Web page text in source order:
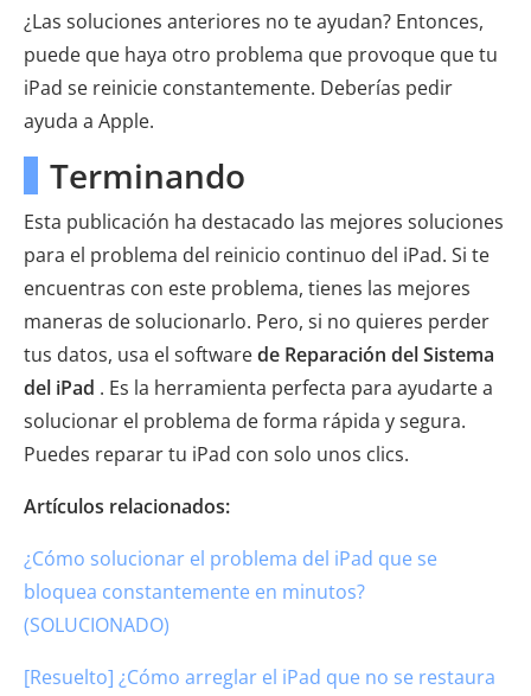
¿Las soluciones anteriores no te ayudan? Entonces,
puede que haya otro problema que provoque que tu
iPad se reinicie constantemente. Deberías pedir
ayuda a Apple.
Terminando
Esta publicación ha destacado las mejores soluciones
para el problema del reinicio continuo del iPad. Si te
encuentras con este problema, tienes las mejores
maneras de solucionarlo. Pero, si no quieres perder
tus datos, usa el softwarede Reparación del Sistema
del iPad . Es la herramienta perfecta para ayudarte a
solucionar el problema de forma rápida y segura.
Puedes reparar tu iPad con solo unos clics.
Artículos relacionados:
¿Cómo solucionar el problema del iPad que se
bloquea constantemente en minutos?
(SOLUCIONADO)
[Resuelto] ¿Cómo arreglar el iPad que no se restaura